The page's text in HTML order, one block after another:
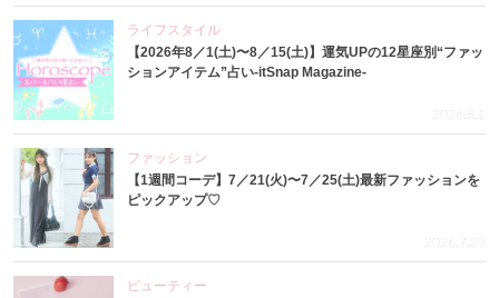
ライフスタイル
【2026年8／1(土)〜8／15(土)】運気UPの12星座別“ファッ
ションアイテム”占い-itSnap Magazine-
2026.8.1
ファッション
【1週間コーデ】7／21(火)〜7／25(土)最新ファッションを
ピックアップ♡
2026.7.29
ビューティー